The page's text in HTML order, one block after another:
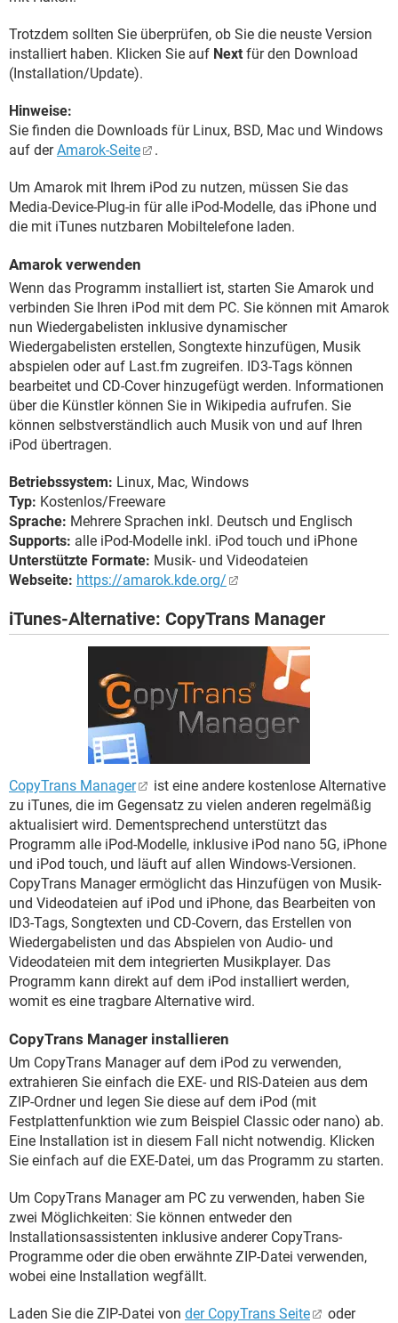
Trotzdem sollten Sie überprüfen, ob Sie die neuste Version
installiert haben. Klicken Sie auf Next für den Download
(Installation/Update).
Hinweise:
Sie finden die Downloads für Linux, BSD, Mac und Windows
auf derAmarok-Seite .
Um Amarok mit Ihrem iPod zu nutzen, müssen Sie das
Media-Device-Plug-in für alle iPod-Modelle, das iPhone und
die mit iTunes nutzbaren Mobiltelefone laden.
Amarok verwenden
Wenn das Programm installiert ist, starten Sie Amarok und
verbinden Sie Ihren iPod mit dem PC. Sie können mit Amarok
nun Wiedergabelisten inklusive dynamischer
Wiedergabelisten erstellen, Songtexte hinzufügen, Musik
abspielen oder auf Last.fm zugreifen. ID3-Tags können
bearbeitet und CD-Cover hinzugefügt werden. Informationen
über die Künstler können Sie in Wikipedia aufrufen. Sie
können selbstverständlich auch Musik von und auf Ihren
iPod übertragen.
Betriebssystem: Linux, Mac, Windows
Typ: Kostenlos/Freeware
Sprache: Mehrere Sprachen inkl. Deutsch und Englisch
Supports: alle iPod-Modelle inkl. iPod touch und iPhone
Unterstützte Formate: Musik- und Videodateien
Webseite: https://amarok.kde.org/
iTunes-Alternative: CopyTrans Manager
CopyTrans Manager
ist eine andere kostenlose Alternative
zu iTunes, die im Gegensatz zu vielen anderen regelmäßig
aktualisiert wird. Dementsprechend unterstützt das
Programm alle iPod-Modelle, inklusive iPod nano 5G, iPhone
und iPod touch, und läuft auf allen Windows-Versionen.
CopyTrans Manager ermöglicht das Hinzufügen von Musik-
und Videodateien auf iPod und iPhone, das Bearbeiten von
ID3-Tags, Songtexten und CD-Covern, das Erstellen von
Wiedergabelisten und das Abspielen von Audio- und
Videodateien mit dem integrierten Musikplayer. Das
Programm kann direkt auf dem iPod installiert werden,
womit es eine tragbare Alternative wird.
CopyTrans Manager installieren
Um CopyTrans Manager auf dem iPod zu verwenden,
extrahieren Sie einfach die EXE- und RIS-Dateien aus dem
ZIP-Ordner und legen Sie diese auf dem iPod (mit
Festplattenfunktion wie zum Beispiel Classic oder nano) ab.
Eine Installation ist in diesem Fall nicht notwendig. Klicken
Sie einfach auf die EXE-Datei, um das Programm zu starten.
Um CopyTrans Manager am PC zu verwenden, haben Sie
zwei Möglichkeiten: Sie können entweder den
Installationsassistenten inklusive anderer CopyTrans-
Programme oder die oben erwähnte ZIP-Datei verwenden,
wobei eine Installation wegfällt.
Laden Sie die ZIP-Datei von der CopyTrans Seite
oder